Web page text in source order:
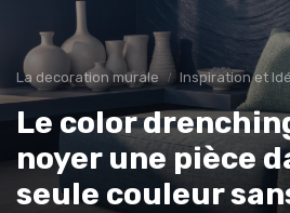
La decoration murale Inspiration et
Le color
noyer une pièce
seule couleur